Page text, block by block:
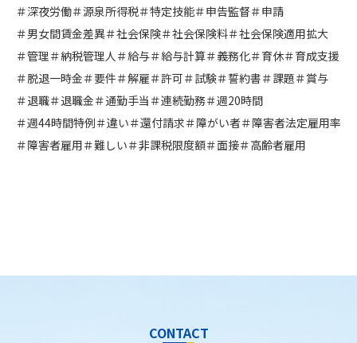
＃深夜労働＃源泉所得税＃特定技能＃申告監督＃申請
＃男女間賃金差異＃社会保険＃社会保険料＃社会保険適用拡大
＃管理＃納税管理人 ＃給与＃給与計算＃義務化＃育休＃育成支援
＃脱退一時金＃要件＃解雇＃許可＃試験＃誓約書＃課題＃賞与
＃退職＃退職金＃通勤手当 ＃連続勤務＃週20時間
＃週44時間特例＃違い＃還付請求＃障がい者＃障害者法定雇用率
＃障害者雇用＃難しい＃非課税限度額＃面接＃高齢者雇用
CONTACT